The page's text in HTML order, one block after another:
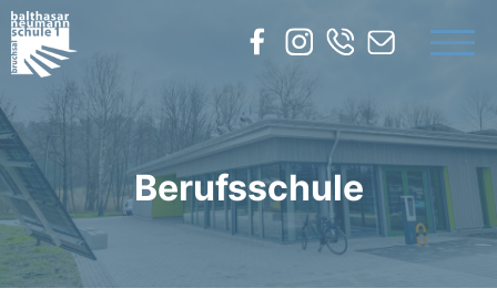
UNSERE SCHULE
BILDUNGSANGEBOTE
SERVICE
KONTAKT
Berufsschule